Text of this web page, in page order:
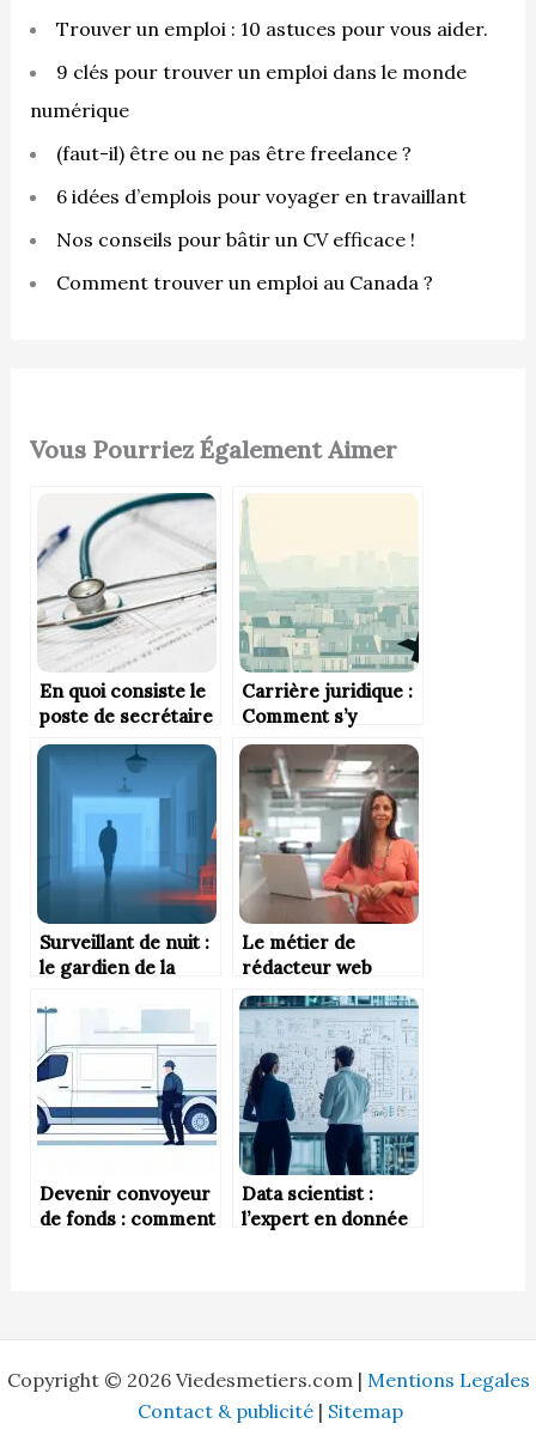
Trouver un emploi : 10 astuces pour vous aider.
9 clés pour trouver un emploi dans le monde
numérique
(faut-il) être ou ne pas être freelance ?
6 idées d’emplois pour voyager en travaillant
Nos conseils pour bâtir un CV efficace !
Comment trouver un emploi au Canada ?
Vous Pourriez Également Aimer
En quoi consiste le
poste de secrétaire
médicale ?
Carrière juridique :
Comment s’y
préparer dès le
lycée ?
Surveillant de nuit :
le gardien de la
nocturne
Le métier de
rédacteur web
Devenir convoyeur
de fonds : comment
Data scientist :
l’expert en donnée
Copyright © 2026 Viedesmetiers.com | Mentions Legales
Contact & publicité | Sitemap